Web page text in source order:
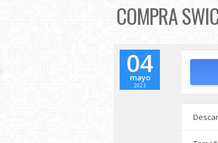
COMPRA
04
mayo
2023